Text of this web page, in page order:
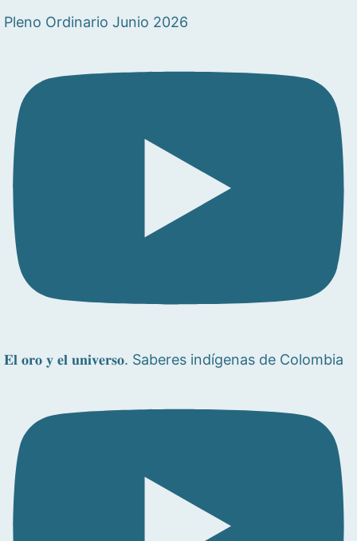
Pleno Ordinario Junio 2026
𝐄𝐥 𝐨𝐫𝐨 𝐲 𝐞𝐥 𝐮𝐧𝐢𝐯𝐞𝐫𝐬𝐨. Saberes indígenas de Colombia